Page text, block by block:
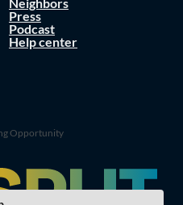
Press
Podcast
Help center
Opportunity